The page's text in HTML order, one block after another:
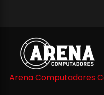
Arena Computadores